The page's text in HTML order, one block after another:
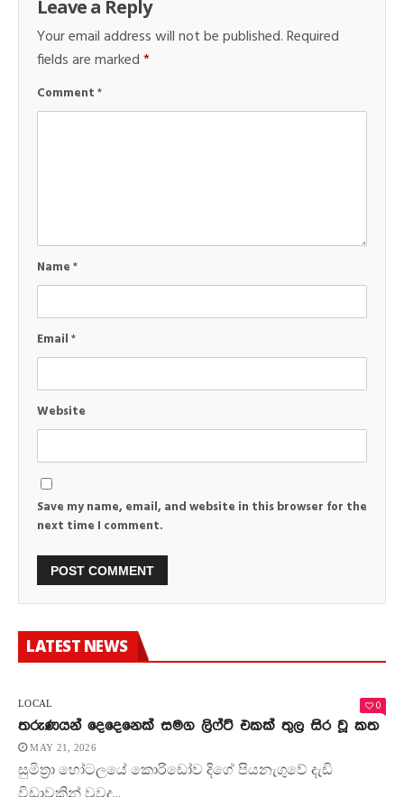
Leave a Reply
Your email address will not be published.Required
fields are marked*
Comment*
Name*
Email*
Website
Save my name, email, and website in this browser for the
next time I comment.
LATEST NEWS
LOCAL 0
තරුණයන් දෙදෙනෙක් සමග ලිෆ්ට් එකක් තුල සිර වූ කත
MAY 21, 2026
සුමිත්‍රා හෝටලයේ කොරිඩෝව දිගේ පියනැගුවේ දැඩි